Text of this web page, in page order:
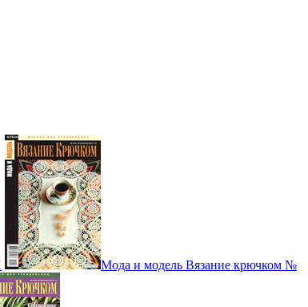
Мода и модель Вязание крючком №